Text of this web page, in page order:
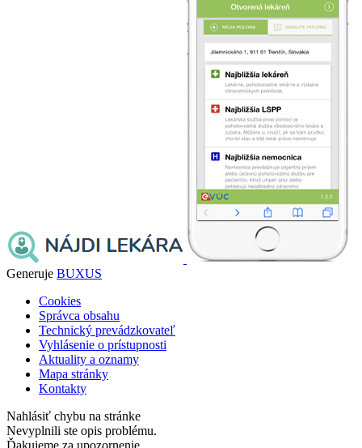
Generuje BUXUS
Cookies
Správca obsahu
Technický prevádzkovateľ
Vyhlásenie o prístupnosti
Aktuality a oznamy
Mapa stránky
Kontakty
Nahlásiť chybu na stránke
Nevyplnili ste opis problému.
Ďakujeme za upozornenie.